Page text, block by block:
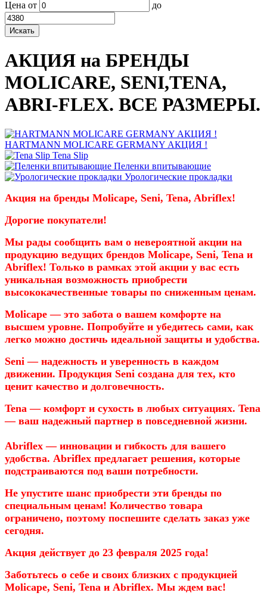
Цена от до
АКЦИЯ на БРЕНДЫ
MOLICARE, SENI,TENA,
ABRI-FLEX. ВСЕ РАЗМЕРЫ.
HARTMANN MOLICARE GERMANY АКЦИЯ !
Tena Slip
Пеленки впитывающие
Урологические прокладки
Акция на бренды Molicaре, Seni, Tena, Abriflex!
Дорогие покупатели!
Мы рады сообщить вам о невероятной акции на
продукцию ведущих брендов Molicaре, Seni, Tena и
Abriflex! Только в рамках этой акции у вас есть
уникальная возможность приобрести
высококачественные товары по сниженным ценам.
Molicaре — это забота о вашем комфорте на
высшем уровне. Попробуйте и убедитесь сами, как
легко можно достичь идеальной защиты и удобства.
Seni — надежность и уверенность в каждом
движении. Продукция Seni создана для тех, кто
ценит качество и долговечность.
Tena — комфорт и сухость в любых ситуациях. Tena
— ваш надежный партнер в повседневной жизни.
Abriflex — инновации и гибкость для вашего
удобства. Abriflex предлагает решения, которые
подстраиваются под ваши потребности.
Не упустите шанс приобрести эти бренды по
специальным ценам! Количество товара
ограничено, поэтому поспешите сделать заказ уже
сегодня.
Акция действует до 23 февраля 2025 года!
Заботьтесь о себе и своих близких с продукцией
Molicaре, Seni, Tena и Abriflex. Мы ждем вас!